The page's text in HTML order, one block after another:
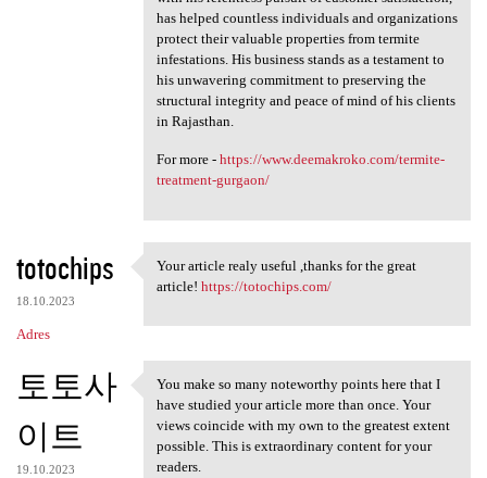
has helped countless individuals and organizations
protect their valuable properties from termite
infestations. His business stands as a testament to
his unwavering commitment to preserving the
structural integrity and peace of mind of his clients
in Rajasthan.
For more - https://www.deemakroko.com/termite-
treatment-gurgaon/
totochips
18.10.2023
Adres
Your article realy useful
Your article realy useful ,thanks for the great
article! https://totochips.com/
토토사
이트
19.10.2023
You make so many noteworthy
You make so many noteworthy points here that I
have studied your article more than once. Your
views coincide with my own to the greatest extent
possible. This is extraordinary content for your
readers.